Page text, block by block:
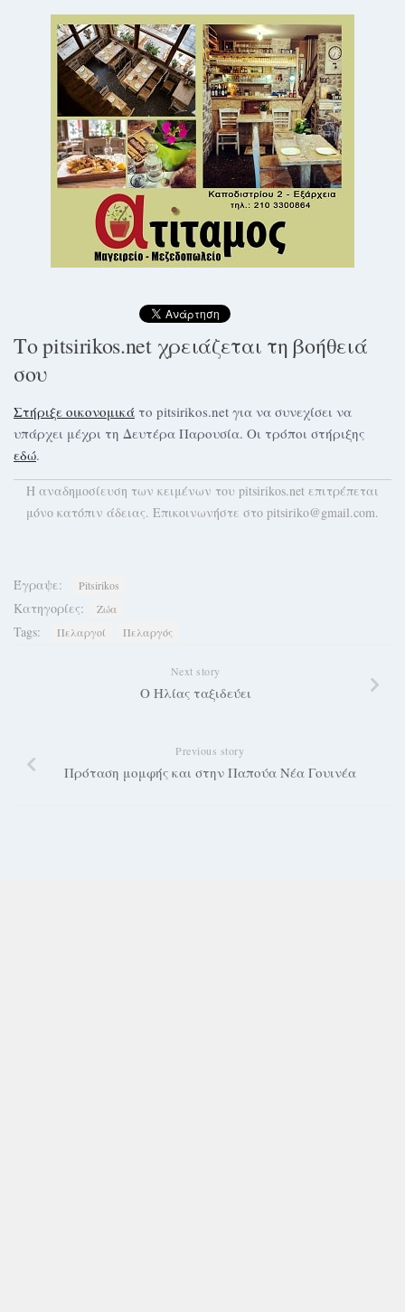
Το pitsirikos.net χρειάζεται τη βοήθειά
σου
Στήριξε οικονομικά το pitsirikos.net για να συνεχίσει να
υπάρχει μέχρι τη Δευτέρα Παρουσία. Οι τρόποι στήριξης
εδώ.
H αναδημοσίευση των κειμένων του pitsirikos.net επιτρέπεται
μόνο κατόπιν άδειας. Επικοινωνήστε στο pitsiriko@gmail.com.
Έγραψε: Pitsirikos
Κατηγορίες: Ζώα
Tags: Πελαργοί Πελαργός
Next story
Ο Ηλίας ταξιδεύει
Previous story
Πρόταση μομφής και στην Παπούα Νέα Γουινέα